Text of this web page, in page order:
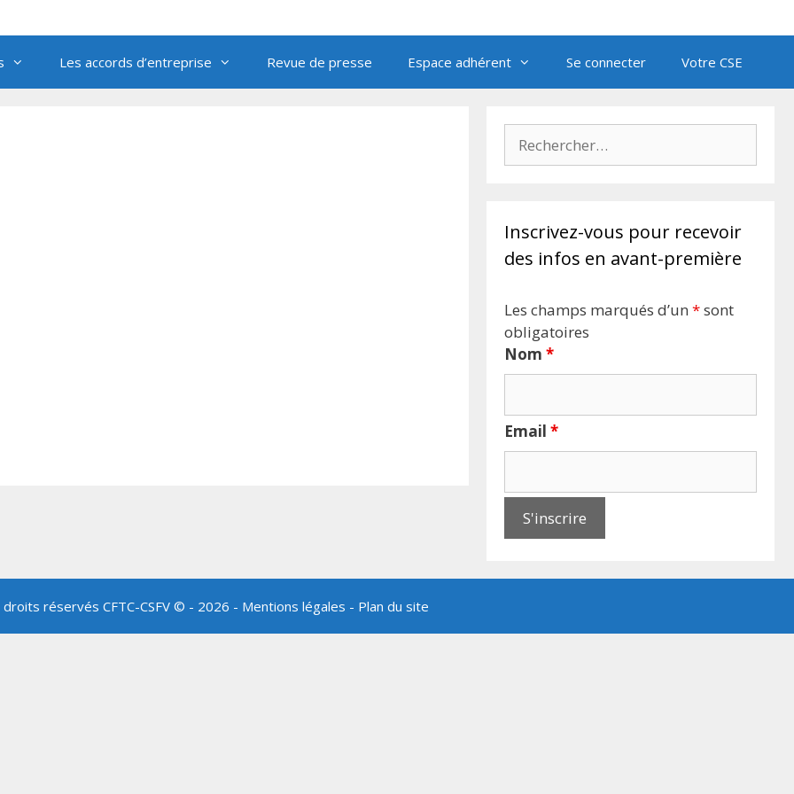
Les accords d’entreprise Revue de presse Espace adhérent Se connecter Votre CSE
Inscrivez-vous pour recevoir
des infos en avant-première
Les champs marqués d’un *sont
obligatoires
Nom *
Email *
droits réservés CFTC-CSFV© - 2026 - Mentions légales - Plan du site